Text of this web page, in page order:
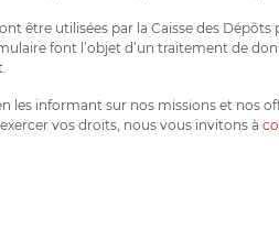
être utilisées par la Caisse des
font l’objet d’un traitement de
les informant sur nos missions et nos
vos droits, nous vous invitons à